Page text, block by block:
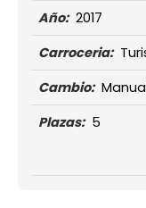
Año: 2017
Carroceria:
Cambio:
Plazas: 5